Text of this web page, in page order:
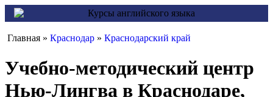
Главная » Краснодар » Краснодарский край
Учебно-методический центр
Нью-Лингва в Краснодаре,